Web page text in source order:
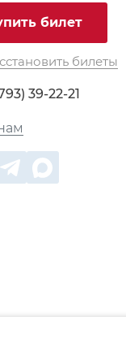
билет
билеты
39-22-21